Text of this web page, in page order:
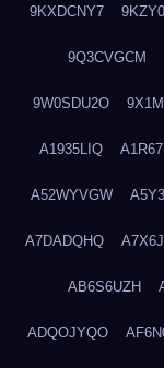
9KXDCNY7
9Q3CVGCM
9W0SDU2O
A1935LIQ
A52WYVGW
A7DADQHQ
AB6S6UZH
ADQOJYQO